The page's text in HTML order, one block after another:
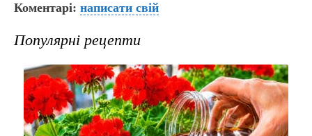
c
e
b
o
o
k
er e
gr
a
m
s
e
n
g
er
Коментарі: написати свій
Популярні рецепти